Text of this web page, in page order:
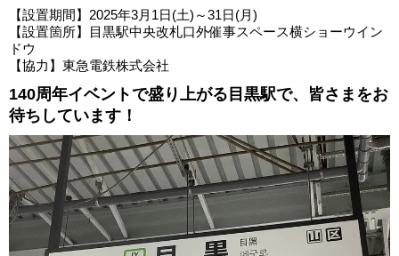
【設置期間】2025年3月1日(土)～31日(月)
【設置箇所】目黒駅中央改札口外催事スペース横ショーウイン
ドウ
【協力】東急電鉄株式会社
140周年イベントで盛り上がる目黒駅で、皆さまをお
待ちしています！